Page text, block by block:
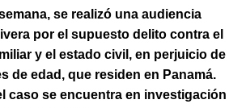
se realizó una audiencia
por el supuesto delito contra el
y el estado civil, en perjuicio de
de edad, que residen en Panamá.
caso se encuentra en investigación